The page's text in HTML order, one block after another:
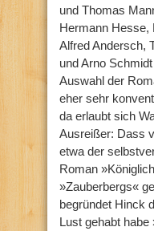
und Thomas
Hermann Hesse,
Alfred Andersch,
und Arno
Auswahl der
eher sehr
da erlaubt sich
Ausreißer: Dass
etwa der
Roman
»Zauberbergs«
begründet Hinck
Lust gehabt habe